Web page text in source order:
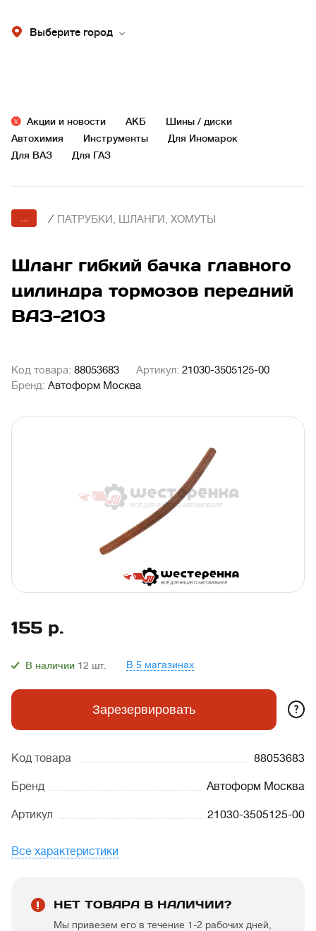
Выберите город
Акции и новости АКБ
Шины / диски
Автохимия
Инструменты
Для Иномарок
Для ВАЗ
Для ГАЗ
... / ПАТРУБКИ, ШЛАНГИ, ХОМУТЫ
Шланг гибкий бачка главного
цилиндра тормозов передний
ВАЗ-2103
Код товара: 88053683 Артикул: 21030-3505125-00
Бренд: Автоформ Москва
155 р.
В наличии 12 шт. В 5 магазинах
Зарезервировать ?
Код товара 88053683
Бренд Автоформ Москва
Артикул 21030-3505125-00
Все характеристики
НЕТ ТОВАРА В НАЛИЧИИ?
Мы привезем его в течение 1-2 рабочих дней,